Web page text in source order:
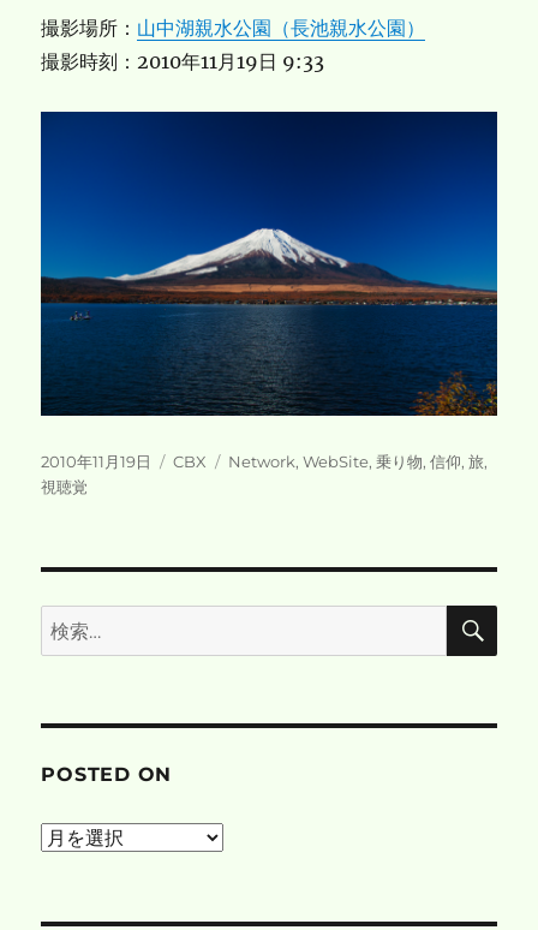
撮影場所： 山中湖親水公園（長池親水公園）
撮影時刻：2010年11月19日 9:33
投
稿
2010年11月19日
カ
CBX
タ
Network,WebSite,乗り物,信仰,旅,
視聴覚
検
索:
検
POSTED ON
posted